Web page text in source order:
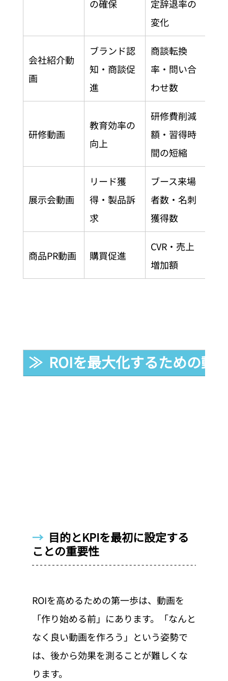
の確保
定辞退率の
変化
会社紹介動
画
ブランド認
知・商談促
進
商談転換
率・問い合
わせ数
研修動画
教育効率の
向上
研修費削減
額・習得時
間の短縮
展示会動画
リード獲
得・製品訴
求
ブース来場
者数・名刺
獲得数
商品PR動画 購買促進
CVR・売上
増加額
≫  ROIを最大化するための動
→ 目的とKPIを最初に設定する
ことの重要性
ROIを高めるための第一歩は、動画を
「作り始める前」にあります。「なんと
なく良い動画を作ろう」という姿勢で
は、後から効果を測ることが難しくな
ります。